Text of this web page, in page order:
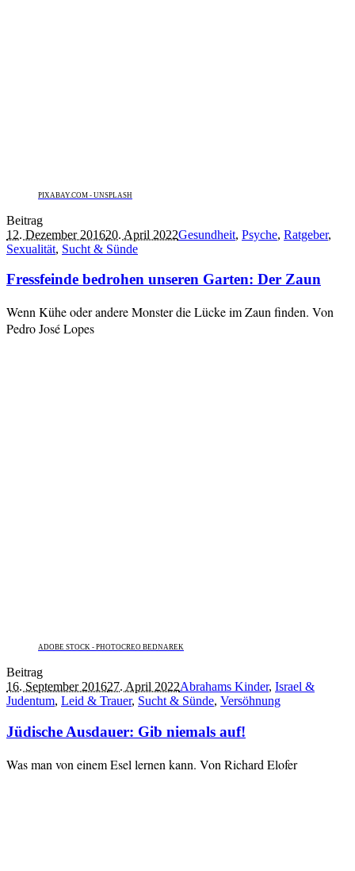
PIXABAY.COM - UNSPLASH
Beitrag
12. Dezember 201620. April 2022Gesundheit, Psyche, Ratgeber,
Sexualität, Sucht & Sünde
Fressfeinde bedrohen unseren Garten: Der Zaun
Wenn Kühe oder andere Monster die Lücke im Zaun finden. Von
Pedro José Lopes
ADOBE STOCK - PHOTOCREO BEDNAREK
Beitrag
16. September 201627. April 2022Abrahams Kinder, Israel &
Judentum, Leid & Trauer, Sucht & Sünde, Versöhnung
Jüdische Ausdauer: Gib niemals auf!
Was man von einem Esel lernen kann. Von Richard Elofer